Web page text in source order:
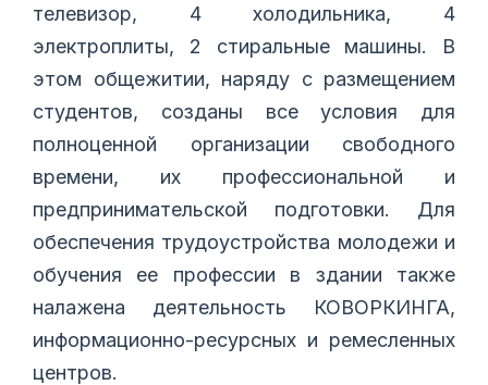
телевизор, 4 холодильника, 4
электроплиты, 2 стиральные машины. В
этом общежитии, наряду с размещением
студентов, созданы все условия для
полноценной организации свободного
времени, их профессиональной и
предпринимательской подготовки. Для
обеспечения трудоустройства молодежи и
обучения ее профессии в здании также
налажена деятельность КОВОРКИНГА,
информационно-ресурсных и ремесленных
центров.